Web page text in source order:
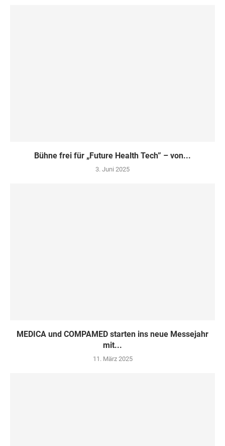
Bühne frei für „Future Health Tech” – von...
3. Juni 2025
MEDICA und COMPAMED starten ins neue Messejahr
mit...
11. März 2025